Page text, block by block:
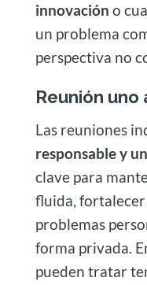
innovación o
un problema
perspectiva no
Reunión uno
Las reuniones
responsable y
clave para
fluida,
problemas
forma privada.
pueden tratar